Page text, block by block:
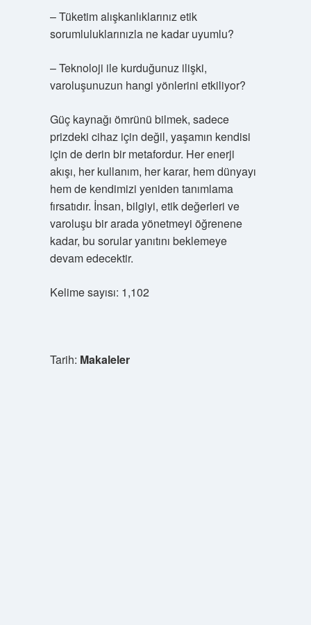
– Tüketim alışkanlıklarınız etik
sorumluluklarınızla ne kadar uyumlu?
– Teknoloji ile kurduğunuz ilişki,
varoluşunuzun hangi yönlerini etkiliyor?
Güç kaynağı ömrünü bilmek, sadece
prizdeki cihaz için değil, yaşamın kendisi
için de derin bir metafordur. Her enerji
akışı, her kullanım, her karar, hem dünyayı
hem de kendimizi yeniden tanımlama
fırsatıdır. İnsan, bilgiyi, etik değerleri ve
varoluşu bir arada yönetmeyi öğrenene
kadar, bu sorular yanıtını beklemeye
devam edecektir.
Kelime sayısı: 1,102
Tarih: Makaleler